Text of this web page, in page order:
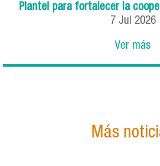
Plantel para fortalecer la
7 Jul 2026
Ver más
Más